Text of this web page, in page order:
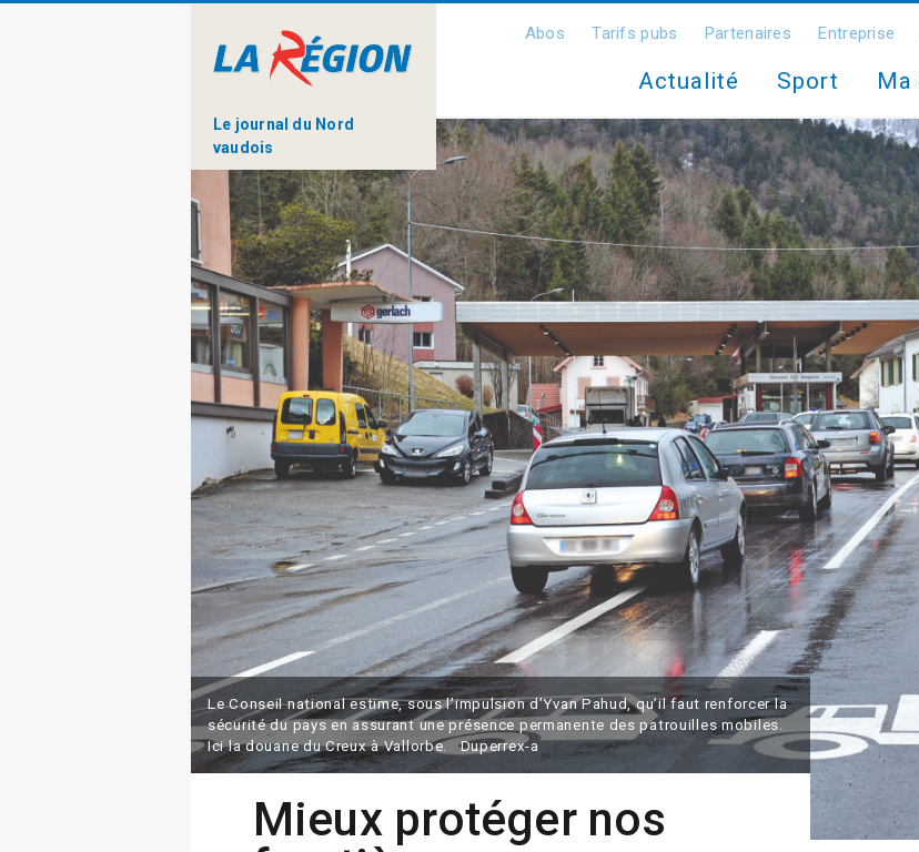
Le journal du Nord
vaudois
Abos Tarifs pubs Partenaires Entreprise
Actualité Sport Ma
Le Conseil national estime, sous l’impulsion d’Yvan Pahud, qu’il faut renforcer la
sécurité du pays en assurant une présence permanente des patrouilles mobiles.
Ici la douane du Creux à Vallorbe. Duperrex-a
Mieux protéger nos